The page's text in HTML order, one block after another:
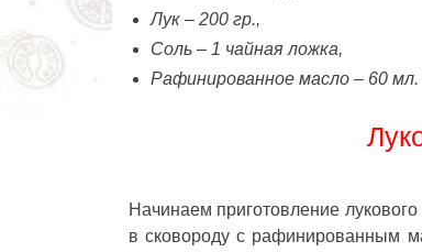
Лук – 200 гр.,
Соль – 1 чайная ложка,
Рафинированное масло – 60 мл.
Начинаем приготовление
в сковороду с рафинированным